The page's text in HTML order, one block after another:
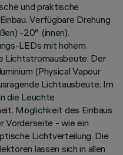
und praktische
Verfügbare Drehung
-20° (innen).
LEDs mit hohem
Lichtstromausbeute. Der
(Physical Vapour
Lichtausbeute. Im
die Leuchte
Möglichkeit des Einbaus
Vorderseite - wie ein
Lichtverteilung. Die
lassen sich in allen